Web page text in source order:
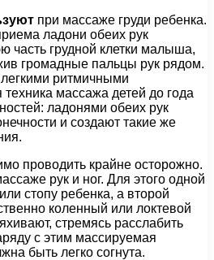
при массаже груди ребенка.
ладони обеих рук
часть грудной клетки малыша,
громадные пальцы рук рядом.
ритмичными
массажа детей до года
ладонями обеих рук
и создают такие же
проводить крайне осторожно.
рук и ног. Для этого одной
стопу ребенка, а второй
коленный или локтевой
стремясь расслабить
с этим массируемая
быть легко согнута.